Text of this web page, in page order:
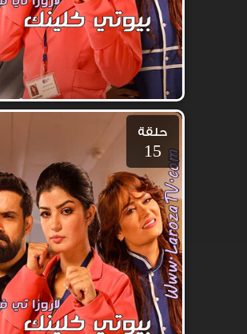
حلقة
15